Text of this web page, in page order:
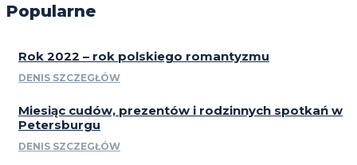
Popularne
Rok 2022 – rok polskiego romantyzmu
DENIS SZCZEGŁÓW
Miesiąc cudów, prezentów i rodzinnych spotkań w
Petersburgu
DENIS SZCZEGŁÓW